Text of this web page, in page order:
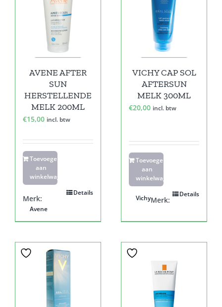
AVENE AFTER
SUN
HERSTELLENDE
MELK 200ML
€15,00 incl. btw
Toevoegen
aan
winkelwagen
Details
Merk:
Avene
VICHY CAP SOL
AFTERSUN
MELK 300ML
€20,00 incl. btw
Toevoegen
aan
winkelwagen
Details
Merk:
Vichy